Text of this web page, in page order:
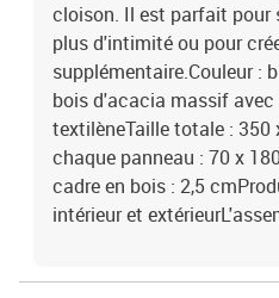
cloison. Il est parfait pour
plus d'intimité ou pour
supplémentaire.Couleur :
bois d'acacia massif
textilèneTaille totale : 350
chaque panneau : 70 x
cadre en bois : 2,5
intérieur et